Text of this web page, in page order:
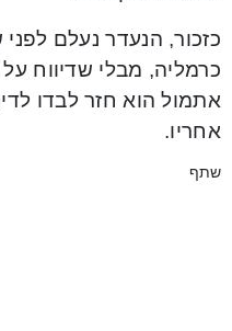
כזכור, הנעדר נעלם
כרמליה, מבלי שדיווח
אתמול הוא חזר לבדו
אחריו.
שתף